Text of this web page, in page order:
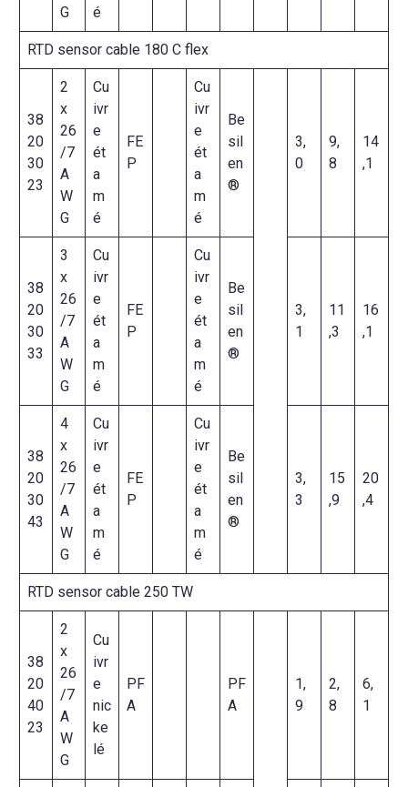
G
é
RTD sensor cable 180 C flex
38
20
30
23
2
x
26
/7
A
W
G
Cu
ivr
e
ét
a
m
é
FE
P
Cu
ivr
e
ét
a
m
é
Be
sil
en
®
3,
0
9,
8
14
,1
38
20
30
33
3
x
26
/7
A
W
G
Cu
ivr
e
ét
a
m
é
FE
P
Cu
ivr
e
ét
a
m
é
Be
sil
en
®
3,
1
11
,3
16
,1
38
20
30
43
4
x
26
/7
A
W
G
Cu
ivr
e
ét
a
m
é
FE
P
Cu
ivr
e
ét
a
m
é
Be
sil
en
®
3,
3
15
,9
20
,4
RTD sensor cable 250 TW
38
20
40
23
2
x
26
/7
A
W
G
Cu
ivr
e
nic
ke
lé
PF
A
PF
A
1,
9
2,
8
6,
1